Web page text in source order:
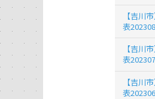
【吉川
表202308
【吉川
表202307
【吉川
表202306